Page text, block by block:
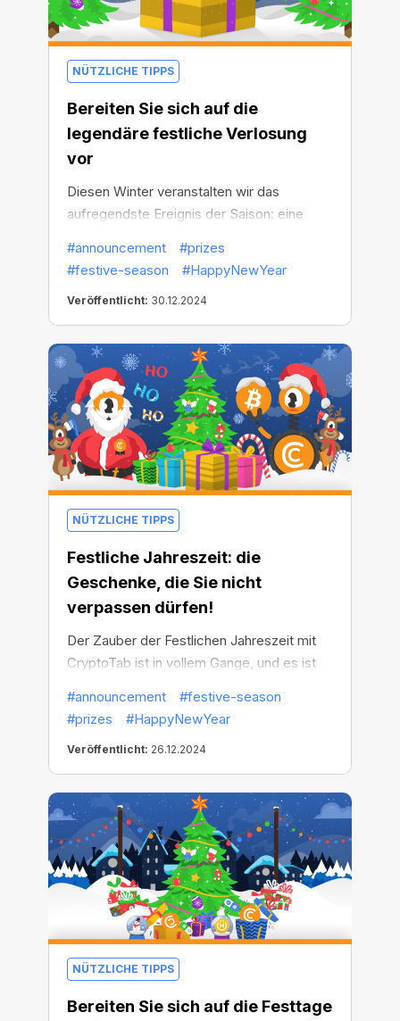
NÜTZLICHE TIPPS
Bereiten Sie sich auf die
legendäre festliche Verlosung
vor
Diesen Winter veranstalten wir das
aufregendste Ereignis der Saison: eine
stärkste Pool Miner, um Ihr Mining zu
maximieren. Aber nur die 100 besten
Teilnehmer schaffen es in die Verlosung,
und die Nummer 1 wird die ultimative
Belohnung erhalten.
#announcement
#prizes
#festive-season
#HappyNewYear
Veröffentlicht: 30.12.2024
NÜTZLICHE TIPPS
Festliche Jahreszeit: die
Geschenke, die Sie nicht
verpassen dürfen!
Der Zauber der Festlichen Jahreszeit mit
CryptoTab ist in vollem Gange, und es ist
enthüllen, die auf Sie warten. Jede
Schneeflocke, die Sie gesammelt haben,
bringt Sie den festlichen Preisen näher -
und die Mühe lohnt sich.
#announcement
#festive-season
#prizes
#HappyNewYear
Veröffentlicht: 26.12.2024
NÜTZLICHE TIPPS
Bereiten Sie sich auf die Festtage